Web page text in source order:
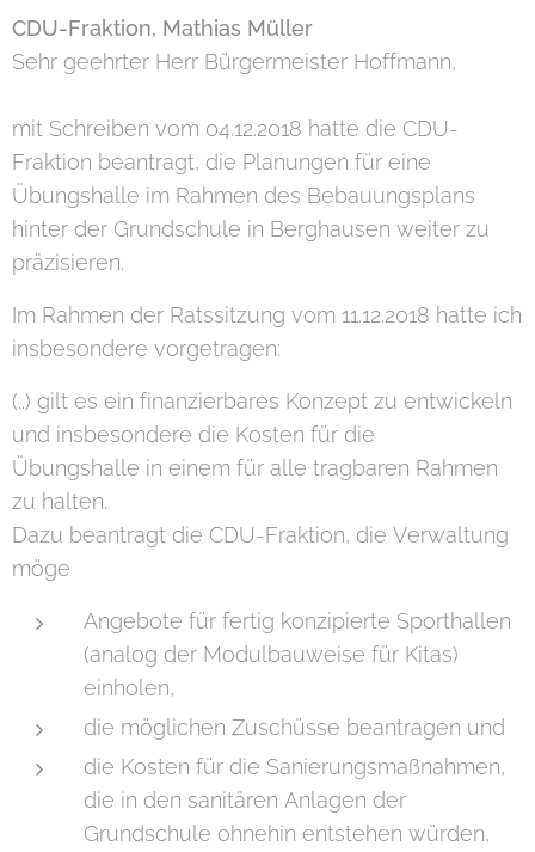
CDU-Fraktion, Mathias Müller
Sehr geehrter Herr Bürgermeister Hoffmann,
mit Schreiben vom 04.12.2018 hatte die CDU-
Fraktion beantragt, die Planungen für eine
Übungshalle im Rahmen des Bebauungsplans
hinter der Grundschule in Berghausen weiter zu
präzisieren.
Im Rahmen der Ratssitzung vom 11.12.2018 hatte ich
insbesondere vorgetragen:
(..) gilt es ein finanzierbares Konzept zu entwickeln
und insbesondere die Kosten für die
Übungshalle in einem für alle tragbaren Rahmen
zu halten.
Dazu beantragt die CDU-Fraktion, die Verwaltung
möge
Angebote für fertig konzipierte Sporthallen
(analog der Modulbauweise für Kitas)
einholen,
die möglichen Zuschüsse beantragen und
die Kosten für die Sanierungsmaßnahmen,
die in den sanitären Anlagen der
Grundschule ohnehin entstehen würden,